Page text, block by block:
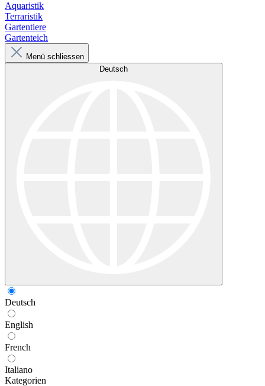
Aquaristik
Terraristik
Gartentiere
Gartenteich
Menü schliessen
Deutsch
Deutsch
English
French
Italiano
Kategorien